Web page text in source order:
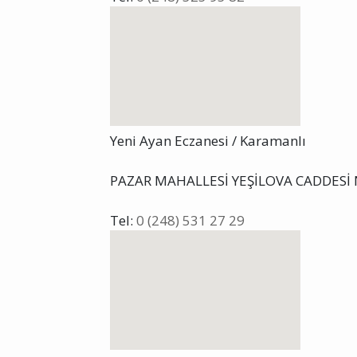
Yeni Ayan Eczanesi / Karamanlı
PAZAR MAHALLESİ YEŞİLOVA CADDESİ
Tel: 0 (248) 531 27 29